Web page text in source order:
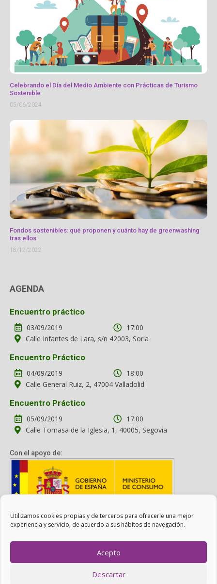
Utilizamos cookies propias y de terceros para ofrecerle una mejor
experiencia y servicio, de acuerdo a sus hábitos de navegación.
Acepto
Descartar
Celebrando el Día del Medio Ambiente con Prácticas de Turismo
Sostenible
05/06/2024
Fondos sostenibles: qué proponen y cuánto hay de greenwashing
tras ellos
18/12/2022
AGENDA
Encuentro práctico
03/09/2019
17:00
Calle Infantes de Lara, s/n 42003, Soria
Encuentro Práctico
04/09/2019
18:00
Calle General Ruiz, 2, 47004 Valladolid
Encuentro Práctico
05/09/2019
17:00
Calle Tomasa de la Iglesia, 1, 40005, Segovia
Con el apoyo de:
Con el apoyo del Ministerio de Consumo. Su contenido es
responsabilidad exclusiva de la asociación.